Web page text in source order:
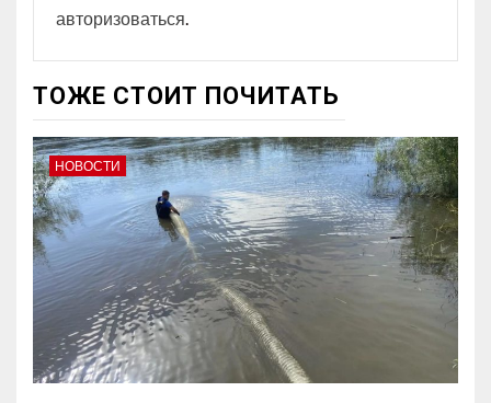
авторизоваться.
ТОЖЕ СТОИТ ПОЧИТАТЬ
НОВОСТИ